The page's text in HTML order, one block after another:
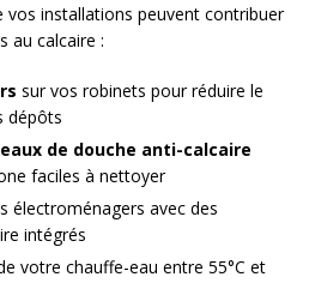
vos installations peuvent contribuer
au calcaire :
sur vos robinets pour réduire le
dépôts
de douche anti-calcaire
faciles à nettoyer
électroménagers avec des
intégrés
votre chauffe-eau entre 55°C et